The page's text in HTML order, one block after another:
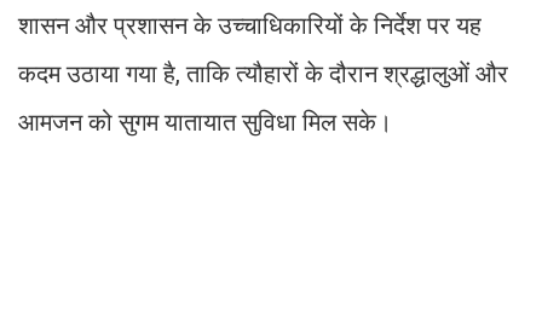
शासन और प्रशासन के उच्चाधिकारियों के निर्देश पर यह
कदम उठाया गया है, ताकि त्यौहारों के दौरान श्रद्धालुओं और
आमजन को सुगम यातायात सुविधा मिल सके।